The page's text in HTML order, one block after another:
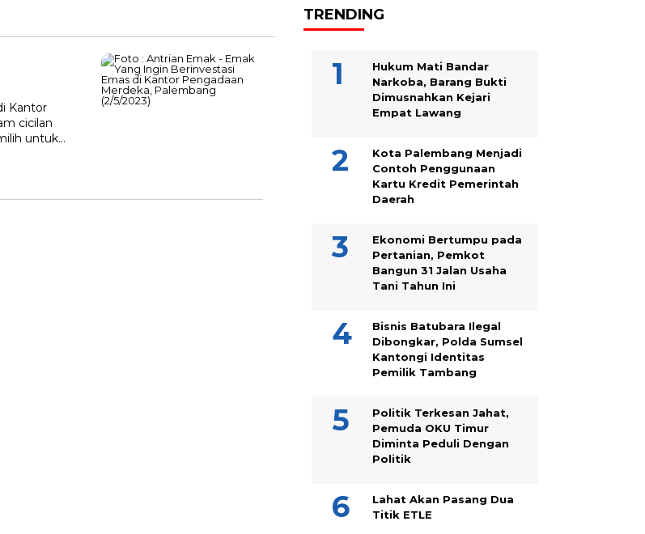
Kantor
cicilan
untuk…
TRENDING
Hukum Mati Bandar
Narkoba, Barang Bukti
Dimusnahkan Kejari
Empat Lawang
Kota Palembang Menjadi
Contoh Penggunaan
Kartu Kredit Pemerintah
Daerah
Ekonomi Bertumpu pada
Pertanian, Pemkot
Bangun 31 Jalan Usaha
Tani Tahun Ini
Bisnis Batubara Ilegal
Dibongkar, Polda Sumsel
Kantongi Identitas
Pemilik Tambang
Politik Terkesan Jahat,
Pemuda OKU Timur
Diminta Peduli Dengan
Politik
Lahat Akan Pasang Dua
Titik ETLE